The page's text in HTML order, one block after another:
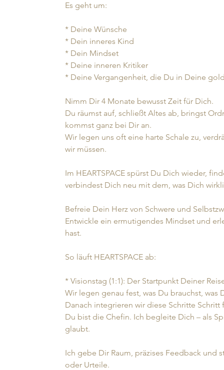
Es geht um:
* Deine Wünsche
* Dein inneres Kind
* Dein Mindset
* Deine inneren Kritiker
* Deine Vergangenheit, die Du in Deine
Nimm Dir 4 Monate bewusst Zeit für Dich.
Du räumst auf, schließt Altes ab, bringst
kommst ganz bei Dir an.
Wir legen uns oft eine harte Schale zu,
wir müssen.
Im HEARTSPACE spürst Du Dich wieder,
verbindest Dich neu mit dem, was Dich
Befreie Dein Herz von Schwere und
Entwickle ein ermutigendes Mindset und
hast.
So läuft HEARTSPACE ab:
* Visionstag (1:1): Der Startpunkt Deiner
Wir legen genau fest, was Du brauchst,
Danach integrieren wir diese Schritte
Du bist die Chefin. Ich begleite Dich – als
glaubt.
Ich gebe Dir Raum, präzises Feedback und
oder Urteile.